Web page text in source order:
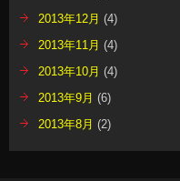
2013年12月 (4)
2013年11月 (4)
2013年10月 (4)
2013年9月 (6)
2013年8月 (2)